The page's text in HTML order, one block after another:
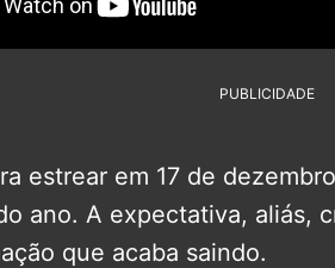
PUBLICIDADE
estrear em 17 de
ano. A expectativa, aliás,
que acaba saindo.